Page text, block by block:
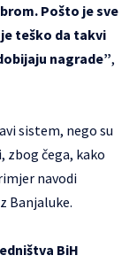
Pošto je sve
teško da takvi
nagrade”,
sistem, nego su
zbog čega, kako
navodi
Banjaluke.
BiH